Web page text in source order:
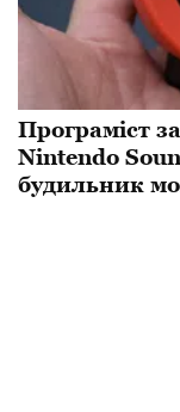
Програміст
Nintendo
будильник